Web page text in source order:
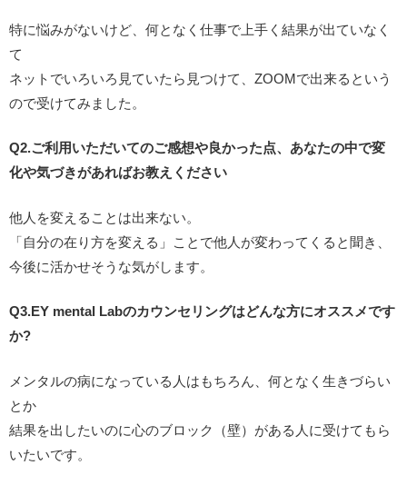
特に悩みがないけど、何となく仕事で上手く結果が出ていなく
て
ネットでいろいろ見ていたら見つけて、ZOOMで出来るという
ので受けてみました。
Q2.ご利用いただいてのご感想や良かった点、あなたの中で変
化や気づきがあればお教えください
他人を変えることは出来ない。
「自分の在り方を変える」ことで他人が変わってくると聞き、
今後に活かせそうな気がします。
Q3.EY mental Labのカウンセリングはどんな方にオススメです
か?
メンタルの病になっている人はもちろん、何となく生きづらい
とか
結果を出したいのに心のブロック（壁）がある人に受けてもら
いたいです。